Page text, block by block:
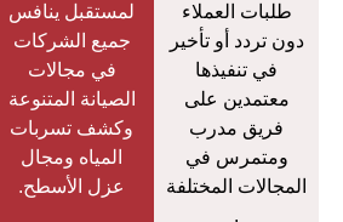
طلبات العملاء
دون تردد أو تأخير
في تنفيذها
معتمدين على
فريق مدرب
ومتمرس في
المجالات المختلفة
.
لمستقبل ينافس
جميع الشركات
في مجالات
الصيانة المتنوعة
وكشف تسربات
المياه ومجال
عزل الأسطح.